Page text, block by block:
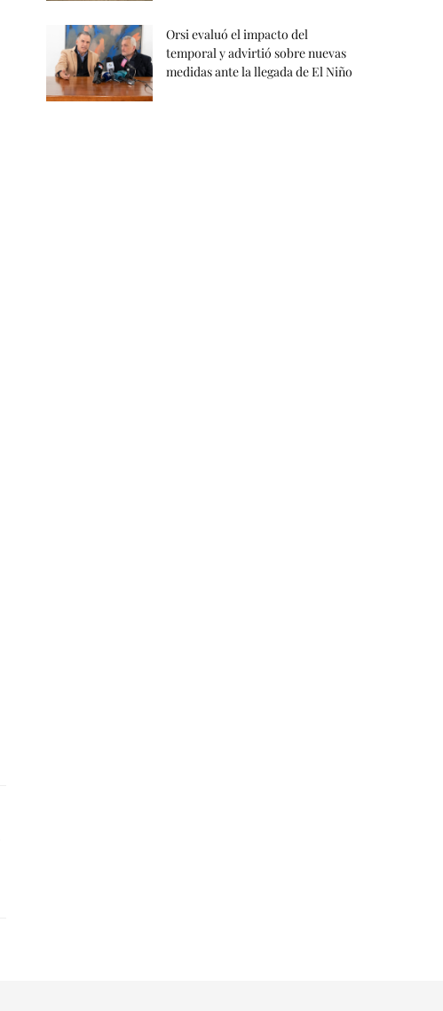
Orsi evaluó el impacto del
temporal y advirtió sobre nuevas
medidas ante la llegada de El Niño